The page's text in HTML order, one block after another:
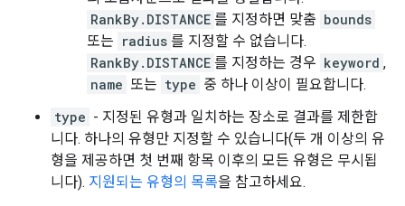
RankBy.DISTANCE 를 지정하면 맞춤 bounds
또는 radius 를 지정할 수 없습니다.
RankBy.DISTANCE 를 지정하는 경우 keyword ,
name 또는 type 중 하나 이상이 필요합니다.
type - 지정된 유형과 일치하는 장소로 결과를 제한합
니다. 하나의 유형만 지정할 수 있습니다(두 개 이상의 유
형을 제공하면 첫 번째 항목 이후의 모든 유형은 무시됩
니다). 지원되는 유형의 목록을 참고하세요.